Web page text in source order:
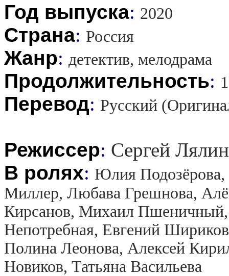
Год выпуска: 2020
Страна: Россия
Жанр: детектив, мелодрама
Продолжительность:
Перевод: Русский
Режиссер: Сергей Лялин
В ролях: Юлия
Миллер, Любава Грешнова,
Кирсанов, Михаил
Непотребная, Евгений
Полина Леонова, Алексей
Новиков, Татьяна Васильева